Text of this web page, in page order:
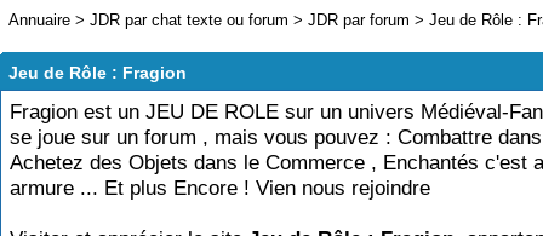
Annuaire > JDR par chat texte ou forum > JDR par forum > Jeu de Rôle :
Jeu de Rôle : Fragion
Fragion est un JEU DE ROLE sur un univers Médiéval-
se joue sur un forum , mais vous pouvez : Combattre
Achetez des Objets dans le Commerce , Enchantés c'est
armure ... Et plus Encore ! Vien nous rejoindre